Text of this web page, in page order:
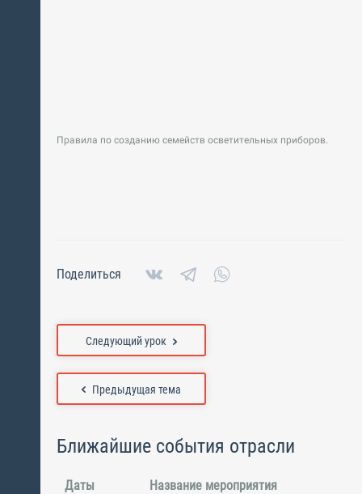
Правила по созданию семейств осветительных приборов.
Поделиться
Предыдущая тема
Следующий урок
Ближайшие события отрасли
Даты Название мероприятия